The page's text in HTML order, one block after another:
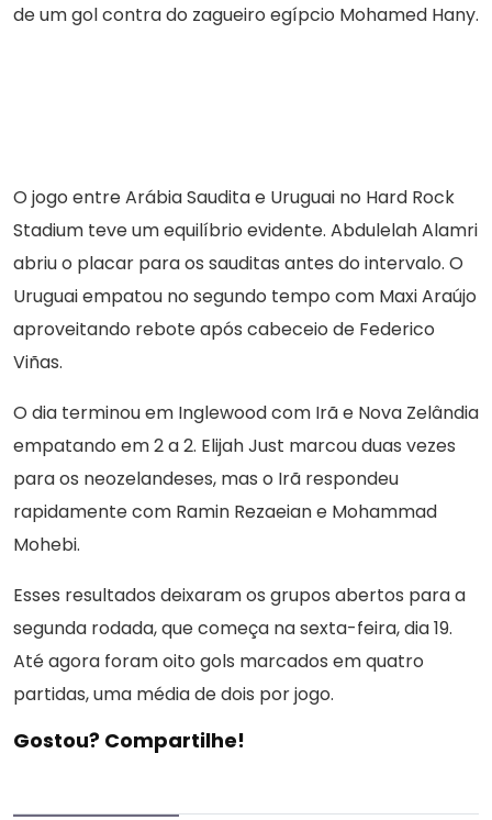
de um gol contra do zagueiro egípcio Mohamed Hany.
O jogo entre Arábia Saudita e Uruguai no Hard Rock
Stadium teve um equilíbrio evidente. Abdulelah Alamri
abriu o placar para os sauditas antes do intervalo. O
Uruguai empatou no segundo tempo com Maxi Araújo
aproveitando rebote após cabeceio de Federico
Viñas.
O dia terminou em Inglewood com Irã e Nova Zelândia
empatando em 2 a 2. Elijah Just marcou duas vezes
para os neozelandeses, mas o Irã respondeu
rapidamente com Ramin Rezaeian e Mohammad
Mohebi.
Esses resultados deixaram os grupos abertos para a
segunda rodada, que começa na sexta-feira, dia 19.
Até agora foram oito gols marcados em quatro
partidas, uma média de dois por jogo.
Gostou? Compartilhe!